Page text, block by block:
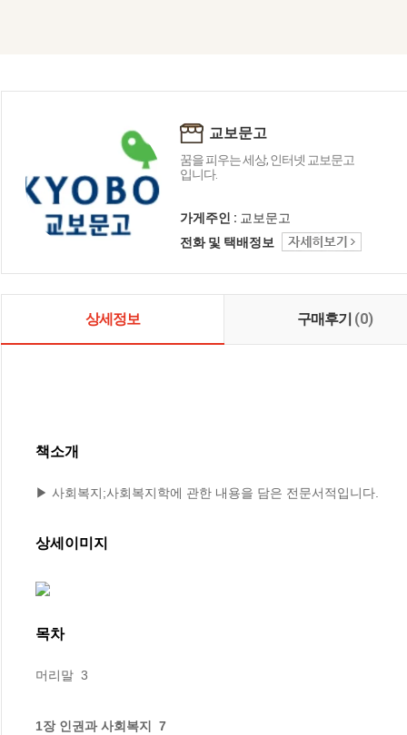
교보문고
꿈을 피우는 세상, 인터넷 교보문고
입니다.
가게주인 : 교보문고
전화 및 택배정보
상세정보 구매후기 (0)
책소개
▶ 사회복지;사회복지학에 관한 내용을 담은 전문서적입니다.
상세이미지
목차
1장 인권과 사회복지  7